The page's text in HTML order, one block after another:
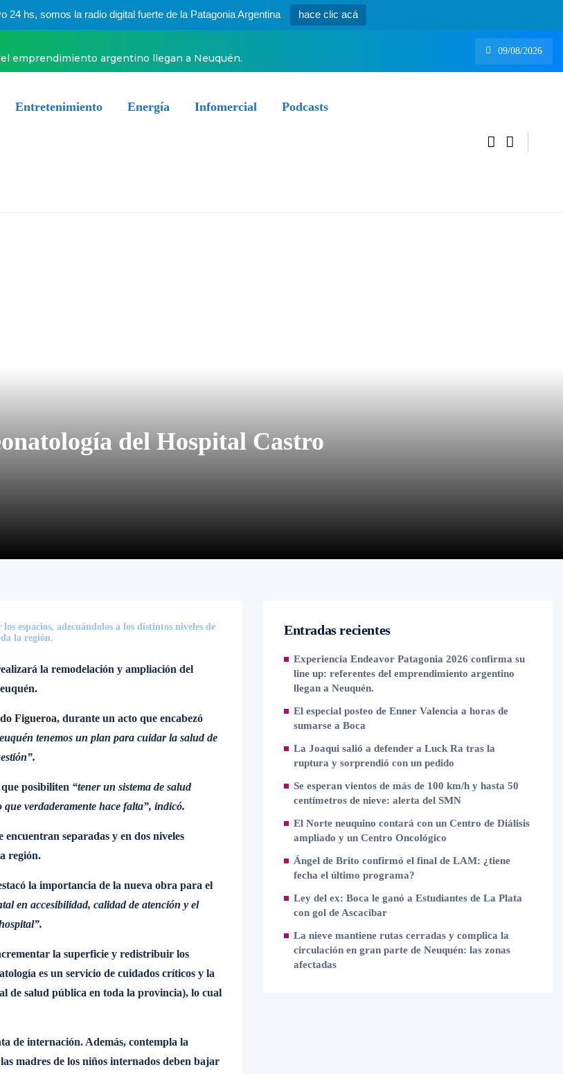
24 hs, somos la radio digital fuerte de la Patagonia Argentina hace clic acá
a Boca
09/08/2026
Entretenimiento Energía Infomercial Podcasts
del Hospital Castro
espacios, adecuándolos a los distintos niveles de
la región.
la remodelación y ampliación del
Figueroa, durante un acto que encabezó
tenemos un plan para cuidar la salud de
posibiliten “tener un sistema de salud
verdaderamente hace falta”, indicó.
separadas y en dos niveles
región.
la importancia de la nueva obra para el
en accesibilidad, calidad de atención y el
la superficie y redistribuir los
es un servicio de cuidados críticos y la
de salud pública en toda la provincia), lo cual
de internación. Además, contempla la
madres de los niños internados deben bajar
Entradas recientes
Experiencia Endeavor Patagonia 2026 confirma su
line up: referentes del emprendimiento argentino
llegan a Neuquén.
El especial posteo de Enner Valencia a horas de
sumarse a Boca
La Joaqui salió a defender a Luck Ra tras la
ruptura y sorprendió con un pedido
Se esperan vientos de más de 100 km/h y hasta 50
centímetros de nieve: alerta del SMN
El Norte neuquino contará con un Centro de Diálisis
ampliado y un Centro Oncológico
Ángel de Brito confirmó el final de LAM: ¿tiene
fecha el último programa?
Ley del ex: Boca le ganó a Estudiantes de La Plata
con gol de Ascacibar
La nieve mantiene rutas cerradas y complica la
circulación en gran parte de Neuquén: las zonas
afectadas